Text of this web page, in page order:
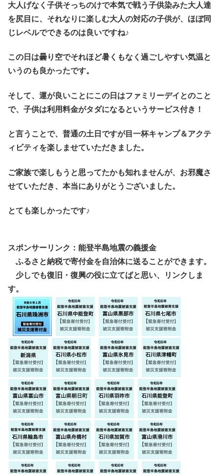
大人げなく子供そっちのけで本気で戦う子供染みた大人達
を尻目に、それなりに楽しむ大人の対応の子供が、ほぼ同
じレベルでできるのは良いですね♪
この日は曇り空でそれほど暑くもなく過ごしやすい気温と
いうのも良かったです。
そして、運が良いことにこの日はファミリーデイとのこと
で、子供は利用料金がタダになるというサービス付き！
と言うことで、普通の土日ですが目一杯キャンプ＆アクテ
ィビティを楽しませていただきました。
ご家族で楽しもうと思ってたかも知れませんが、お邪魔さ
せていただき、本当にありがとうございました。
とても楽しかったです♪
スポンサーリンク：能登半島地震の義援金
ふるさと納税で寄付金を自治体に送ることができます。
少しでも復旧・復興の役に立てばと思い、リンクしま
す。